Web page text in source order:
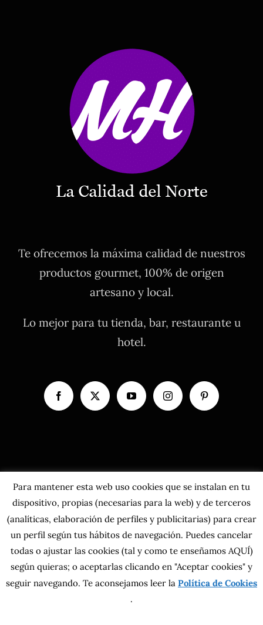
Te ofrecemos la máxima calidad de nuestros
productos gourmet, 100% de origen
artesano y local.
Lo mejor para tu tienda, bar, restaurante u
hotel.
Copyright 2026 MahatsHerri La Calidad del Norte S.L. | Todos los
derechos reservados.
Para mantener esta web uso cookies que se instalan en tu
dispositivo, propias (necesarias para la web) y de terceros
(analíticas, elaboración de perfiles y publicitarias) para crear
un perfil según tus hábitos de navegación. Puedes cancelar
todas o ajustar las cookies(tal y como te enseñamos AQUÍ)
según quieras; o aceptarlas clicando en "Aceptar cookies" y
seguir navegando. Te aconsejamos leer la Política de Cookies
.